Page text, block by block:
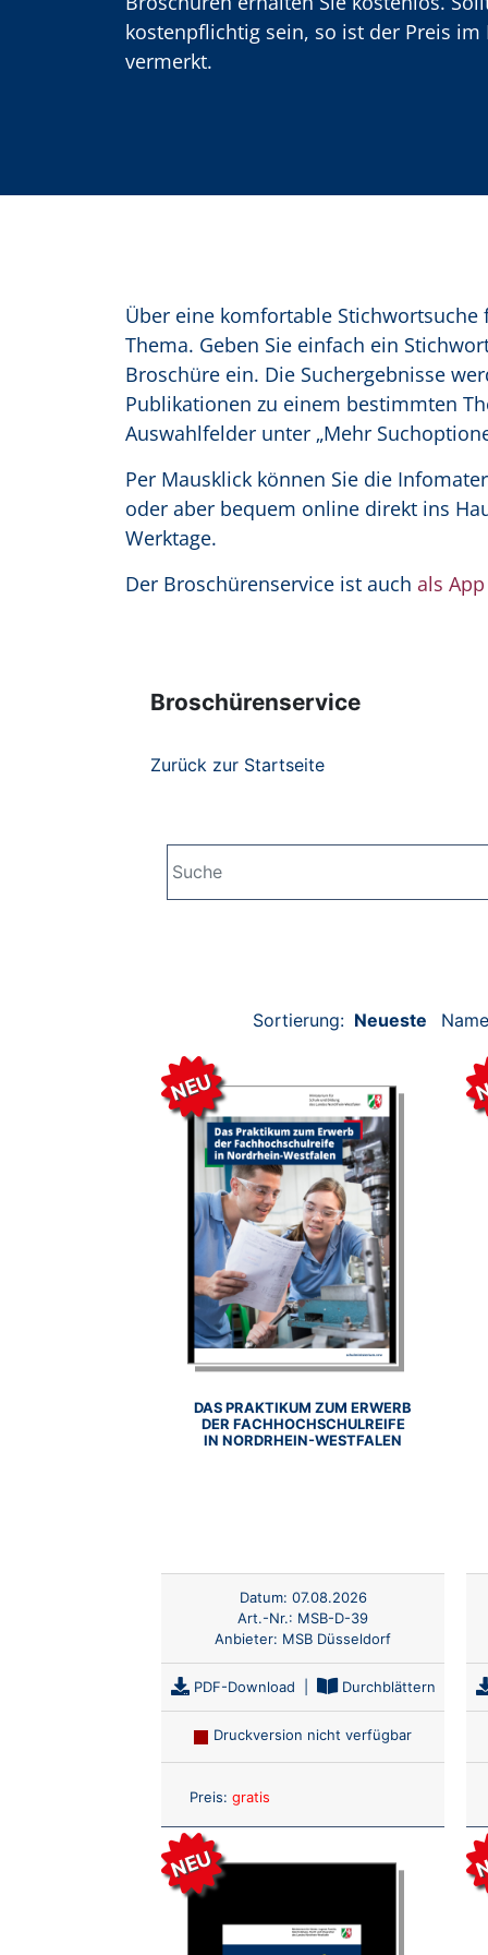
kostenpflichtig sein, so ist der Preis im
vermerkt.
Über eine komfortable
Thema. Geben Sie einfach ein
Broschüre ein. Die Suchergebnisse
Publikationen zu einem bestimmten
Auswahlfelder unter „Mehr
Per Mausklick können Sie die
oder aber bequem online direkt ins
Werktage.
Der Broschürenservice ist auch als